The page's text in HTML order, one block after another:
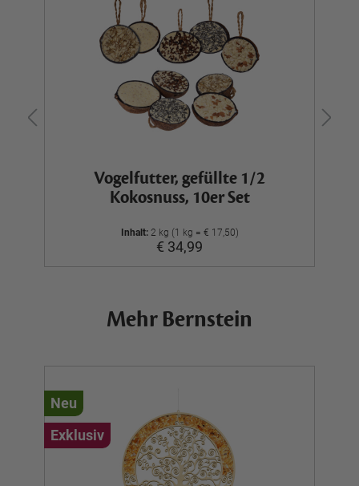
Vogelfutter, gefüllte 1/2
Kokosnuss, 10er Set
Inhalt: 2 kg (1 kg = € 17,50)
€ 34,99
Mehr Bernstein
Neu
Exklusiv